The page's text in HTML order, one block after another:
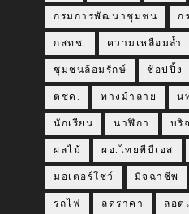
กรมการพัฒนาชุมชน ก
กสทช. ความเหลื่อมล้ำ
ชุมชนล้อมรักษ์ ช้อปปิ้ง
ตชด. ทางม้าลาย น
นักเรียน นาฬิกา บริ
ผลไม้ ผอ.ไทยพีบีเอส
มอเตอร์โชว์ มิจฉาชีพ
รถไฟ ลดราคา ลอต